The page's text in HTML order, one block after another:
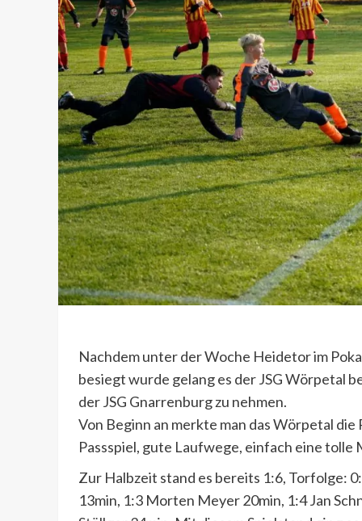
Nachdem unter der Woche Heidetor im
besiegt wurde gelang es der JSG Wörpetal
der JSG Gnarrenburg zu nehmen.
Von Beginn an merkte man das Wörpetal
Passspiel, gute Laufwege, einfach eine
Zur Halbzeit stand es bereits 1:6, Torfolge:
13min, 1:3 Morten Meyer 20min, 1:4 Jan